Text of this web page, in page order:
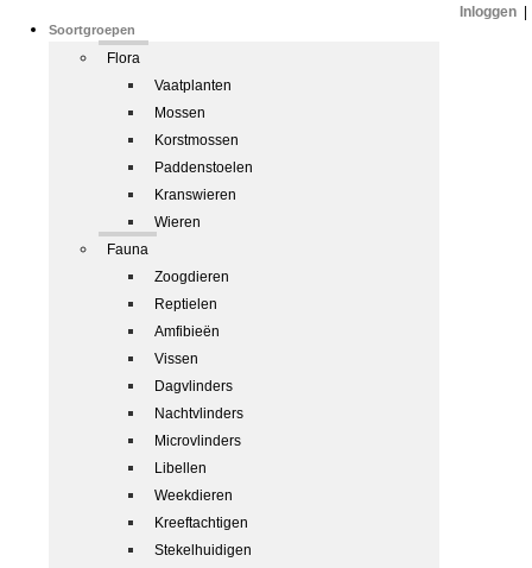
Soortgroepen
Flora
Vaatplanten
Mossen
Korstmossen
Paddenstoelen
Kranswieren
Wieren
Fauna
Zoogdieren
Reptielen
Amfibieën
Vissen
Dagvlinders
Nachtvlinders
Microvlinders
Libellen
Weekdieren
Kreeftachtigen
Stekelhuidigen
Inloggen